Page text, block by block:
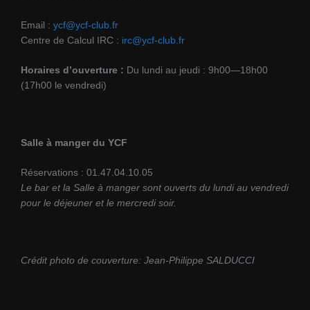
Email : ycf@ycf-club.fr
Centre de Calcul IRC : irc@ycf-club.fr
Horaires d’ouverture : Du lundi au jeudi : 9h00—18h00
(17h00 le vendredi)
Salle à manger du YCF
Réservations : 01.47.04.10.05
Le bar et la Salle à manger sont ouverts du lundi au vendredi
pour le déjeuner et le mercredi soir.
Crédit photo de couverture: Jean-Philippe SALDUCCI